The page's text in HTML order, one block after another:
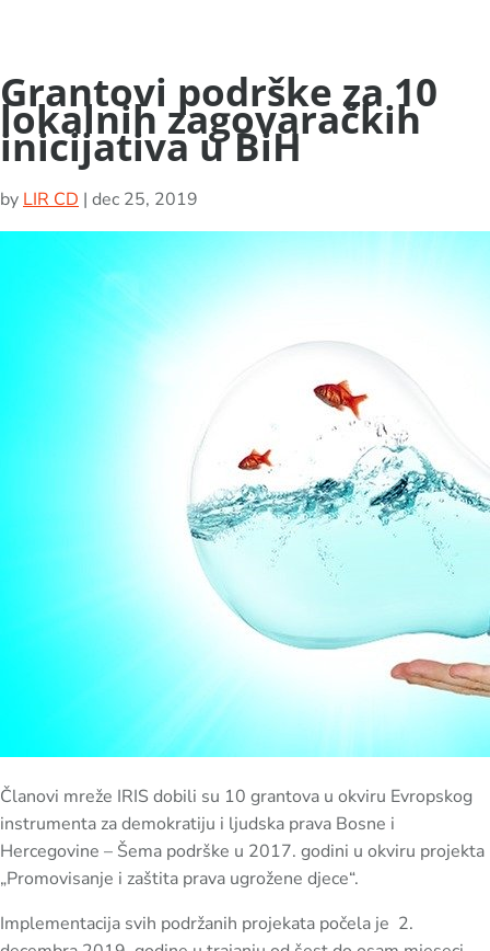
Grantovi podrške za 10
lokalnih zagovaračkih
inicijativa u BiH
by LIR CD | dec 25, 2019
Članovi mreže IRIS dobili su 10 grantova u okviru Evropskog
instrumenta za demokratiju i ljudska prava Bosne i
Hercegovine – Šema podrške u 2017. godini u okviru projekta
„Promovisanje i zaštita prava ugrožene djece“.
Implementacija svih podržanih projekata počela je 2.